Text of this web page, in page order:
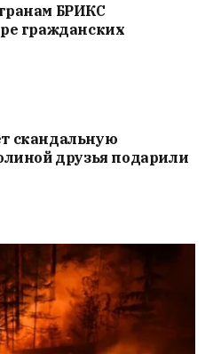
БРИКС
гражданских
скандальную
друзья подарили